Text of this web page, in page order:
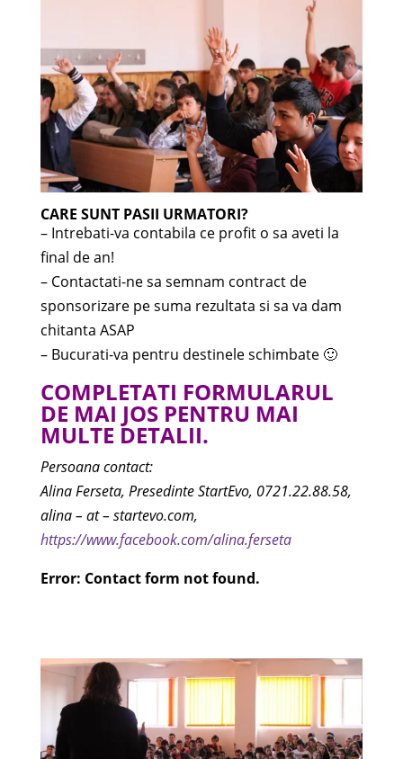
CARE SUNT PASII URMATORI?
– Intrebati-va contabila ce profit o sa aveti la
final de an!
– Contactati-ne sa semnam contract de
sponsorizare pe suma rezultata si sa va dam
chitanta ASAP
– Bucurati-va pentru destinele schimbate 🙂
COMPLETATI FORMULARUL
DE MAI JOS PENTRU MAI
MULTE DETALII.
Persoana contact:
Alina Ferseta, Presedinte StartEvo, 0721.22.88.58,
alina – at – startevo.com,
https://www.facebook.com/alina.ferseta
Error: Contact form not found.